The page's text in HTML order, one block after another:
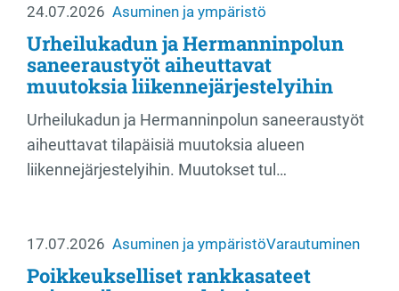
24.07.2026 Asuminen ja ympäristö
Urheilukadun ja Hermanninpolun
saneeraustyöt aiheuttavat
muutoksia liikennejärjestelyihin
Urheilukadun ja Hermanninpolun saneeraustyöt
aiheuttavat tilapäisiä muutoksia alueen
liikennejärjestelyihin. Muutokset tul…
17.07.2026 Asuminen ja ympäristöVarautuminen
Poikkeukselliset rankkasateet